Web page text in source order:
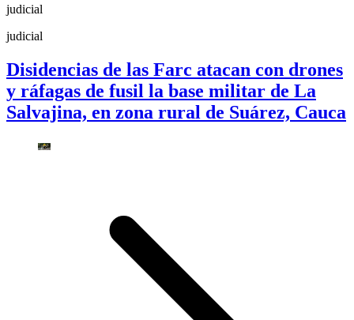
judicial
judicial
Disidencias de las Farc atacan con drones
y ráfagas de fusil la base militar de La
Salvajina, en zona rural de Suárez, Cauca